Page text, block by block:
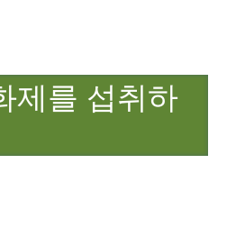
제를 섭취하